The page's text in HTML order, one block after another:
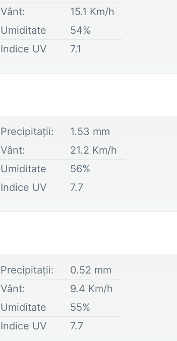
Vânt:
15.1 Km/h
Umiditate
54%
Indice UV
7.1
Precipitații: 1.53 mm
Vânt:
21.2 Km/h
Umiditate
56%
Indice UV
7.7
Precipitații: 0.52 mm
Vânt:
9.4 Km/h
Umiditate
55%
Indice UV
7.7